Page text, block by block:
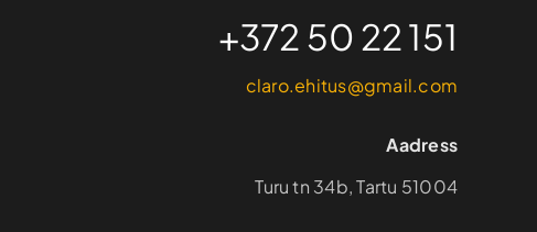
+372 50 22 151
claro.ehitus@gmail.com
Aadress
Turu tn 34b, Tartu 51004